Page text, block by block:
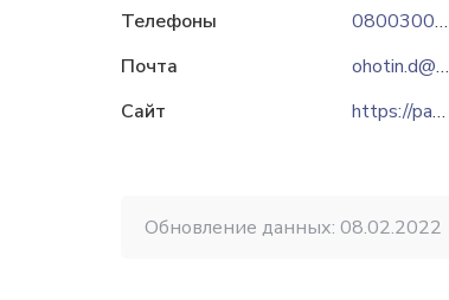
Телефоны
0800300305
Почта
ohotin.d@pankurchak.com.ua
Сайт
https://pankurchak.ua
Обновление данных: 08.02.2022